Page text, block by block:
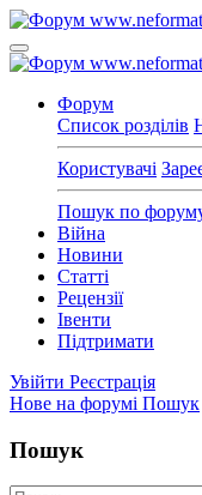
Форум
Список розділів
Користувачі
Пошук по
Війна
Новини
Статті
Рецензії
Івенти
Підтримати
Увійти Реєстрація
Нове на форумі Пошук
Пошук